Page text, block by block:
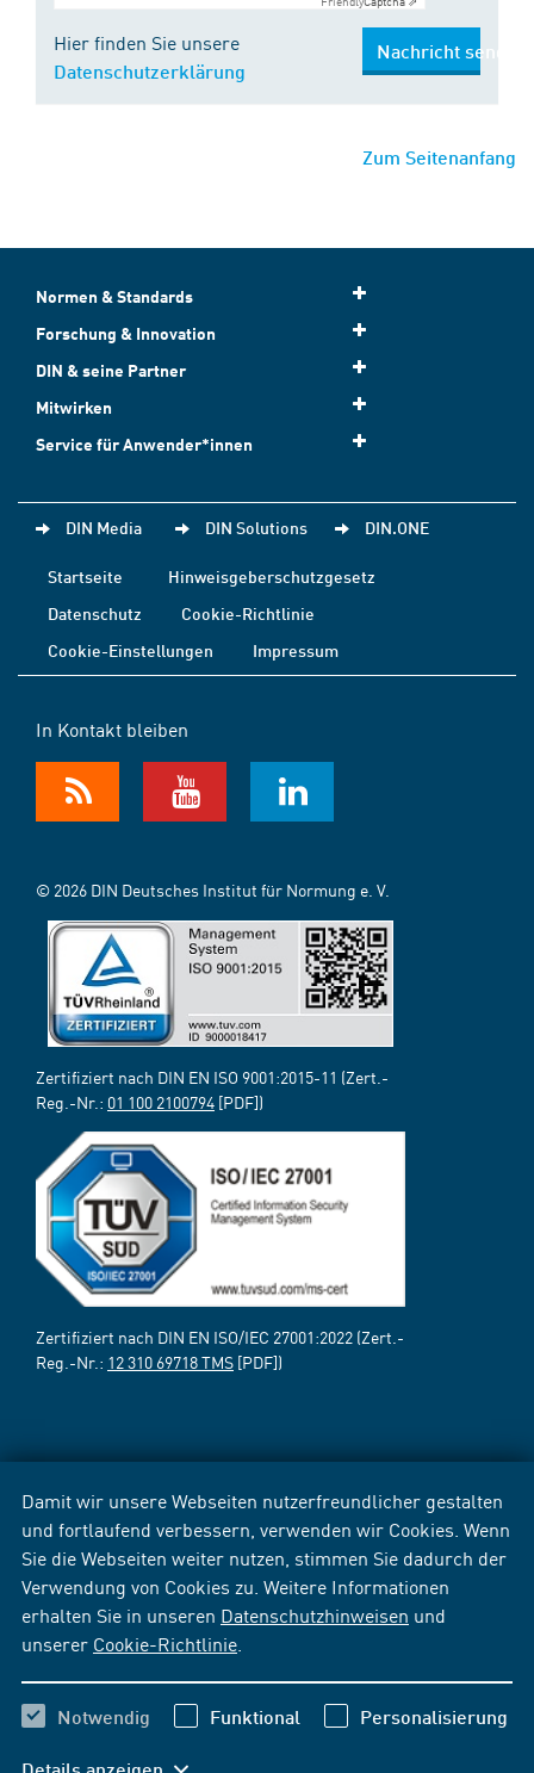
Damit wir unsere Webseiten nutzerfreundlicher gestalten
und fortlaufend verbessern, verwenden wir Cookies. Wenn
Sie die Webseiten weiter nutzen, stimmen Sie dadurch der
Verwendung von Cookies zu. Weitere Informationen
erhalten Sie in unseren Datenschutzhinweisen und
unserer Cookie-Richtlinie
Notwendig Funktional Personalisierung
Hier finden Sie unsere
Datenschutzerklärung
Nachricht senden
Zum Seitenanfang
Normen & Standards
Forschung & Innovation
DIN & seine Partner
Mitwirken
Service für Anwender*innen
DIN Media DIN Solutions DIN.ONE
Startseite
Hinweisgeberschutzgesetz
Datenschutz
Cookie-Richtlinie
Cookie-Einstellungen
Impressum
In Kontakt bleiben
© 2026 DIN Deutsches Institut für Normung e. V.
Zertifiziert nach DIN EN ISO 9001:2015-11 (Zert.-
Reg.-Nr.: 01 100 2100794 [PDF])
Zertifiziert nach DIN EN ISO/IEC 27001:2022 (Zert.-
Reg.-Nr.: 12 310 69718 TMS [PDF])